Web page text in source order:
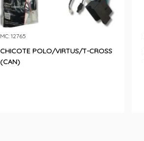
CHICOTE POLO/VIRTUS/T-CROSS
(CAN)
MC: 12765